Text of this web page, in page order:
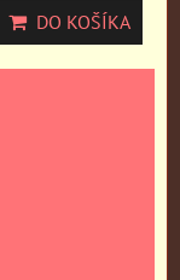
DO KOŠÍKA